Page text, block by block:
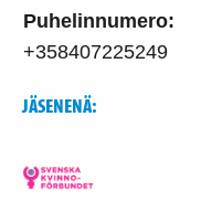
Puhelinnumero:
+358407225249
JÄSENENÄ: